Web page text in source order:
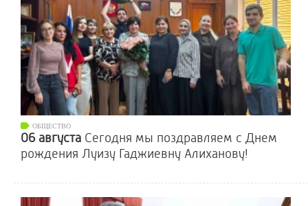
ОБЩЕСТВО
06 августа Сегодня мы поздравляем с Днем
рождения Луизу Гаджиевну Алиханову!